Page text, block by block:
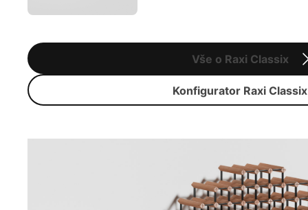
Vše o Raxi Classix
Konfigurator Raxi Classix